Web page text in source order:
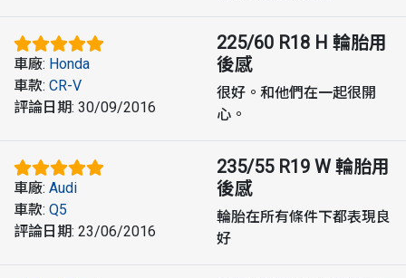
車廠: Honda
車款: CR-V
評論日期: 30/09/2016
225/60 R18 H 輪胎用
後感
很好。和他們在一起很開
心。
車廠: Audi
車款: Q5
評論日期: 23/06/2016
235/55 R19 W 輪胎用
後感
輪胎在所有條件下都表現良
好